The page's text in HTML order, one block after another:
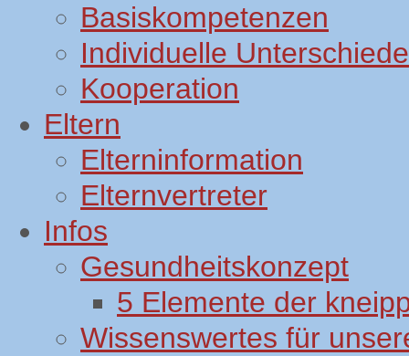
Basiskompetenzen
Individuelle Unterschiede
Kooperation
Eltern
Elterninformation
Elternvertreter
Infos
Gesundheitskonzept
5 Elemente der
Wissenswertes für